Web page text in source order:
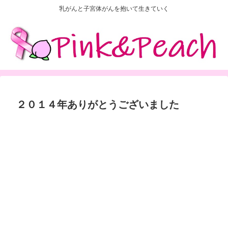
乳がんと子宮体がんを抱いて生きていく
２０１４年ありがとうございました